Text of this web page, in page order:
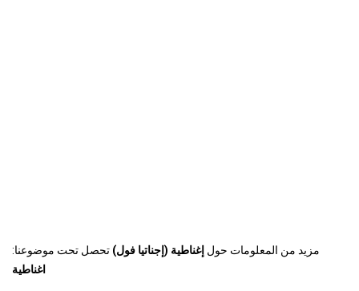
مزيد من المعلومات حول إغناطية (إجناتيا فول) تحصل تحت موضوعنا:
اغناطية